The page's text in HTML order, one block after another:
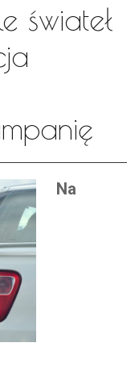
świateł
Na